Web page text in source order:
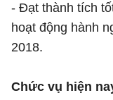
- Đạt thành tích
hoạt động hành
2018.
Chức vụ hiện